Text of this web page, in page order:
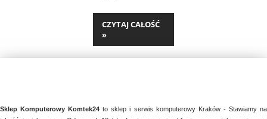
CZYTAJ CAŁOŚĆ
»
Sklep Komputerowy Komtek24 to sklep i serwis komputerowy Kraków - Stawiamy na